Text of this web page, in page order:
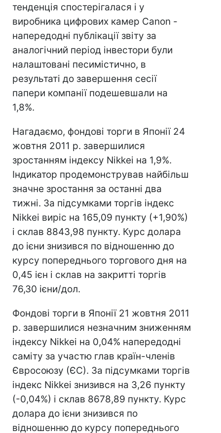
тенденція спостерігалася і у
виробника цифрових камер Canon -
напередодні публікації звіту за
аналогічний період інвестори були
налаштовані песимістично, в
результаті до завершення сесії
папери компанії подешевшали на
1,8%.
Нагадаємо, фондові торги в Японії 24
жовтня 2011 р. завершилися
зростанням індексу Nikkei на 1,9%.
Індикатор продемонстрував найбільш
значне зростання за останні два
тижні. За підсумками торгів індекс
Nikkei виріс на 165,09 пункту (+1,90%)
і склав 8843,98 пункту. Курс долара
до ієни знизився по відношенню до
курсу попереднього торгового дня на
0,45 ієн і склав на закритті торгів
76,30 ієни/дол.
Фондові торги в Японії 21 жовтня 2011
р. завершилися незначним зниженням
індексу Nikkei на 0,04% напередодні
саміту за участю глав країн-членів
Євросоюзу (ЄС). За підсумками торгів
індекс Nikkei знизився на 3,26 пункту
(-0,04%) і склав 8678,89 пункту. Курс
долара до ієни знизився по
відношенню до курсу попереднього